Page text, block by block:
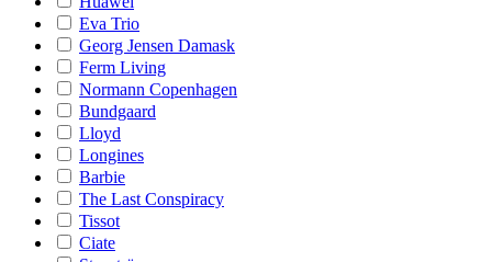
Eva Trio
Georg Jensen Damask
Ferm Living
Normann Copenhagen
Bundgaard
Lloyd
Longines
Barbie
The Last Conspiracy
Tissot
Ciate